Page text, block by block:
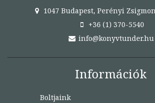
1047 Budapest, Perényi
+36 (1) 370-5540
info@konyvtunder.hu
Információk
Boltjaink